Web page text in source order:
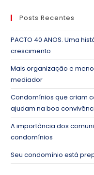
Posts Recentes
PACTO 40 ANOS. Uma
crescimento
Mais organização e
mediador
Condomínios que criam
ajudam na boa
A importância dos
condomínios
Seu condomínio está